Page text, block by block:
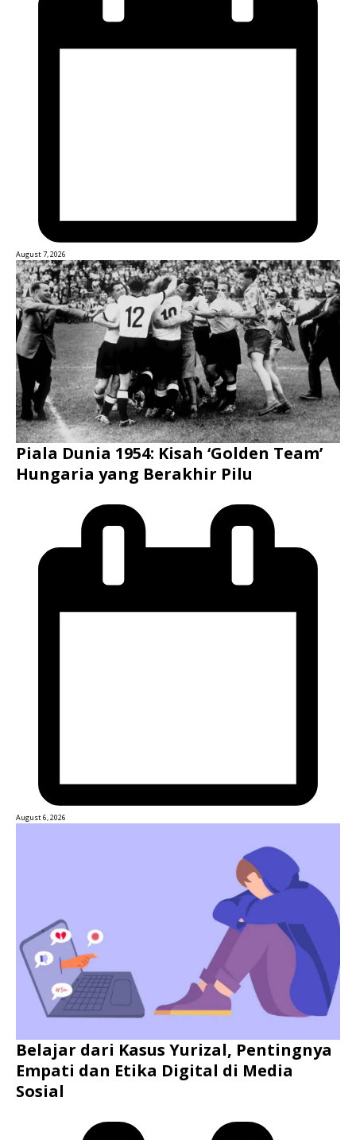
August 7, 2026
Piala Dunia 1954: Kisah ‘Golden Team’
Hungaria yang Berakhir Pilu
August 6, 2026
Belajar dari Kasus Yurizal, Pentingnya
Empati dan Etika Digital di Media
Sosial